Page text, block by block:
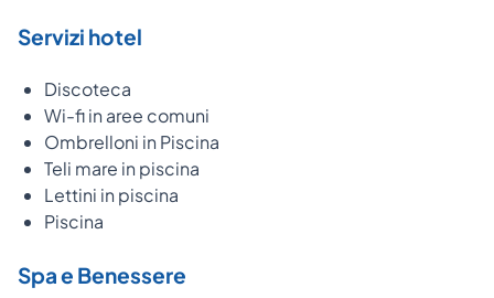
Servizi hotel
Discoteca
Wi-fi in aree comuni
Ombrelloni in Piscina
Teli mare in piscina
Lettini in piscina
Piscina
Spa e Benessere